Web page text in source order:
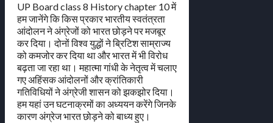
UP Board class 8 History chapter 10 में
हम जानेंगे कि किस प्रकार भारतीय स्वतंत्रता
आंदोलन ने अंग्रेजों को भारत छोड़ने पर मजबूर
कर दिया। दोनों विश्व युद्धों ने ब्रिटिश साम्राज्य
को कमजोर कर दिया था और भारत में भी विरोध
बढ़ता जा रहा था। महात्मा गांधी के नेतृत्व में चलाए
गए अहिंसक आंदोलनों और क्रांतिकारी
गतिविधियों ने अंग्रेजी शासन को झकझोर दिया।
हम यहां उन घटनाक्रमों का अध्ययन करेंगे जिनके
कारण अंग्रेज भारत छोड़ने को बाध्य हुए।